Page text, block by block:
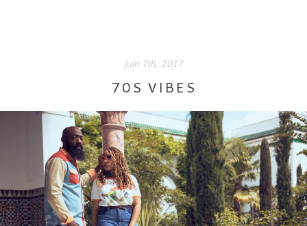
PARUTIONS
BONNES ADRESSES
CONTACTS
juin 7th, 2017
70S VIBES